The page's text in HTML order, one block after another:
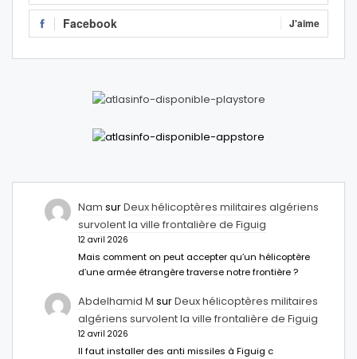
Facebook J'aime
Nam surDeux hélicoptères militaires algériens
survolent la ville frontalière de Figuig
12 avril 2026
Mais comment on peut accepter qu’un hélicoptère
d’une armée étrangère traverse notre frontière ?
Abdelhamid M surDeux hélicoptères militaires
algériens survolent la ville frontalière de Figuig
12 avril 2026
Il faut installer des anti missiles à Figuig c